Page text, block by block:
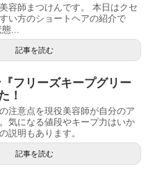
容師まつけんです。 本日はクセ
い方のショートヘアの紹介で
態...
記事を読む
フリーズキープグリー
！
注意点を現役美容師が自分のア
気になる値段やキープ力はいか
説明もあります。
記事を読む